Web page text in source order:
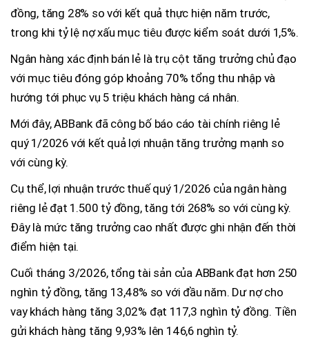
đồng, tăng 28% so với kết quả thực hiện năm trước,
trong khi tỷ lệ nợ xấu mục tiêu được kiểm soát dưới 1,5%.
Ngân hàng xác định bán lẻ là trụ cột tăng trưởng chủ đạo
với mục tiêu đóng góp khoảng 70% tổng thu nhập và
hướng tới phục vụ 5 triệu khách hàng cá nhân.
Mới đây, ABBank đã công bố báo cáo tài chính riêng lẻ
quý 1/2026 với kết quả lợi nhuận tăng trưởng mạnh so
với cùng kỳ.
Cụ thể, lợi nhuận trước thuế quý 1/2026 của ngân hàng
riêng lẻ đạt 1.500 tỷ đồng, tăng tới 268% so với cùng kỳ.
Đây là mức tăng trưởng cao nhất được ghi nhận đến thời
điểm hiện tại.
Cuối tháng 3/2026, tổng tài sản của ABBank đạt hơn 250
nghìn tỷ đồng, tăng 13,48% so với đầu năm. Dư nợ cho
vay khách hàng tăng 3,02% đạt 117,3 nghìn tỷ đồng. Tiền
gửi khách hàng tăng 9,93% lên 146,6 nghìn tỷ.